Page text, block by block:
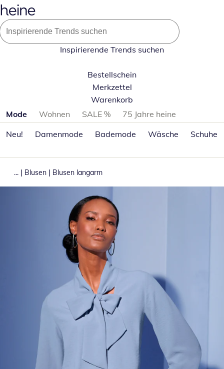
Inspirierende Trends suchen
Bestellschein
Merkzettel
Warenkorb
Produktkategorien überspringen
Mode Wohnen SALE %
75 Jahre heine
Neu!
Damenmode Bademode Wäsche Schuhe
... | Blusen | Blusen langarm